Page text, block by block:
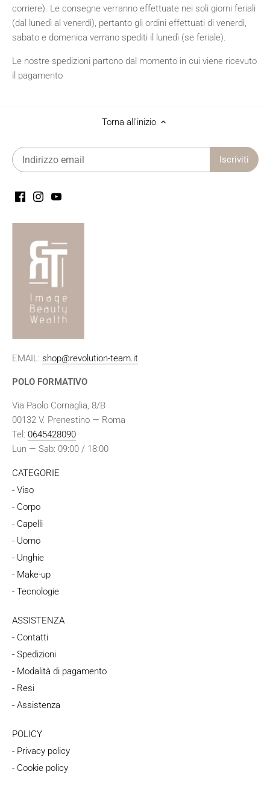
corriere). Le consegne verranno effettuate nei soli giorni feriali
(dal lunedì al venerdì), pertanto gli ordini effettuati di venerdì,
sabato e domenica verrano spediti il lunedì (se feriale).
Le nostre spedizioni partono dal momento in cui viene ricevuto
il pagamento
Torna all'inizio
EMAIL: shop@revolution-team.it
POLO FORMATIVO
Via Paolo Cornaglia, 8/B
00132 V. Prenestino — Roma
Tel: 0645428090
Lun — Sab: 09:00 / 18:00
CATEGORIE
- Viso
- Corpo
- Capelli
- Uomo
- Unghie
- Make-up
- Tecnologie
ASSISTENZA
- Contatti
- Spedizioni
- Modalità di pagamento
- Resi
- Assistenza
POLICY
- Privacy policy
- Cookie policy